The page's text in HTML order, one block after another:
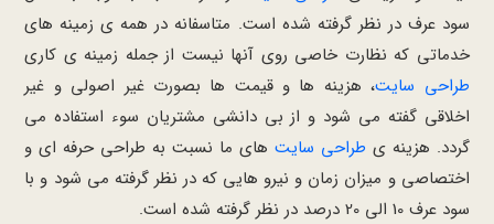
سود عرف در نظر گرفته شده است. متاسفانه در همه ی زمینه های
خدماتی که نظارت خاصی روی آنها نیست از جمله زمینه ی کاری
طراحی سایت، هزینه ها و قیمت ها بصورت غیر اصولی و غیر
اخلاقی گفته می شود و از بی دانشی مشتریان سوء استفاده می
گردد. هزینه ی طراحی سایت های ما نسبت به طراحی حرفه ای و
اختصاصی و میزان زمان و نیرو هایی که در نظر گرفته می شود و با
سود عرف 10 الی 20 درصد در نظر گرفته شده است.